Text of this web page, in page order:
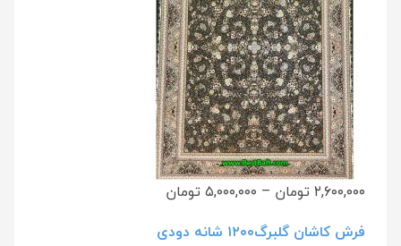
۲,۶۰۰,۰۰۰ تومان – ۵,۰۰۰,۰۰۰ تومان
فرش کاشان گلبرگ۱۲۰۰ شانه دودی